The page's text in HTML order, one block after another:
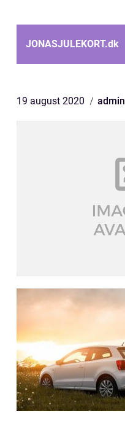
JONASJULEKORT.dk
19 august 2020 admin